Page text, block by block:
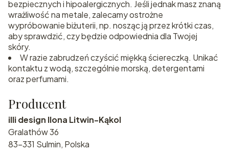
bezpiecznych i hipoalergicznych. Jeśli jednak masz znaną
wrażliwość na metale, zalecamy ostrożne
wypróbowanie biżuterii, np. nosząc ją przez krótki czas,
aby sprawdzić, czy będzie odpowiednia dla Twojej
skóry.
W razie zabrudzeń czyścić miękką ściereczką. Unikać
kontaktu z wodą, szczególnie morską, detergentami
oraz perfumami.
Producent
illi design Ilona Litwin-Kąkol
Gralathów 36
83-331 Sulmin, Polska